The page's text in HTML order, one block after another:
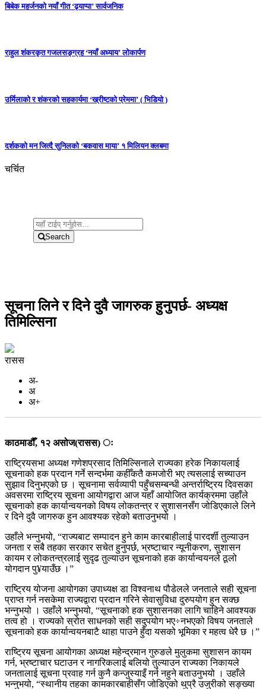
बिबेक महर्जनको नयाँ गीत ‘ढ्याप्पा’ सार्वजनिक
राहुल शंकरकृत गजलसङ्ग्रह ‘नयाँ अध्याय’ लोकार्पण
उर्मिलाको र शंकरको सहकार्यमा ‘ख्रीष्टको प्रेममा’ ( भिडियो )
दर्शकको मन जित्दै सुनिलको ‘बकवास माया’ १ मिलियन क्लबमा
चर्चित
Search
सूचना लिने र दिने दुवै जागरुक हुनुपर्छ- अध्यक्ष
तिमिल्सिना
रासस
अ-
अ
अ+
काठमाडौँ, १२ असोज(रासस) ः
राष्ट्रियसभा अध्यक्ष गणेशप्रसाद तिमिल्सिनाले राज्यका हरेक निकायलाई
सूचनाको हक प्रदान गर्ने सन्दर्भमा कहीँकतै कमजोरी भए त्यसलाई सच्याउन
सुझाव दिनुभएको छ । सूचनामा सर्वव्यापी पहुँचसम्बन्धी अन्तर्राष्ट्रिय दिवसका
अवसरमा राष्ट्रिय सूचना आयोगद्वारा आज यहाँ आयोजित कार्यक्रममा उहाँले
सूचनाको हक कार्यान्वयनको विषय लोकतन्त्र र सुशासनसँग जोडिएकाले लिने
र दिने दुवै जागरुक हुन आवश्यक रहेको बताउनुभयो ।
उहाँले भन्नुभयो, “राज्यबाट सम्पादन हुने काम कारबाहीलाई पारदर्शी तुल्याउन
जनता र सबै तहका सरकार सचेत हुनुपर्छ, भ्रष्टाचार न्यूनीकरण, सुशासन
कायम र लोकतन्त्रलाई सुदृढ तुल्याउन सूचनाको हक कार्यान्वयनले ठूलो
योगदान पु¥याउँछ ।”
राष्ट्रिय योजना आयोगका उपाध्यक्ष डा विश्वनाथ पौडेलले जनताले सही सूचना
प्राप्त गर्न नसकेमा राज्यद्वारा प्रदान गरिने सेवासुविधा दुरुपयोग हुन सक्छ
भन्नुभयो । उहाँले भन्नुभयो, “सूचनाको हक सुशासनका लागि चाहिने आवश्यक
तत्व हो । राज्यको स्रोत साधनको सही सदुपयोग भए÷नभएको विषय जनताले
सूचनाको हक कार्यान्वयनबाटै थाहा पाउने हुँदा यसको भूमिका र महत्व धेरै छ ।”
राष्ट्रिय सूचना आयोगका अध्यक्ष महेन्द्रमान गुरुङले मुलुकमा सुशासन कायम
गर्न, भ्रष्टाचार घटाउन र नागरिकलाई बलियो तुल्याउन राज्यका निकायले
जनतालाई सूचना प्रवाह गर्न कुनै कन्जुस्याइँ गर्न नहुने बताउनुभयो । उहाँले
भन्नुभयो, “स्थानीय तहका कामकारबाहीसँग जोडिएको थुप्रै उजुरीको सङ्ख्या